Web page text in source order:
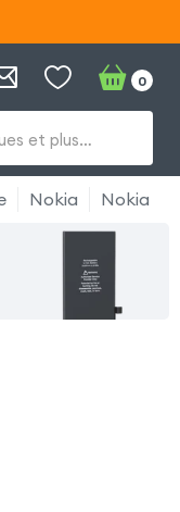
et plus…
0
Nokia Nokia